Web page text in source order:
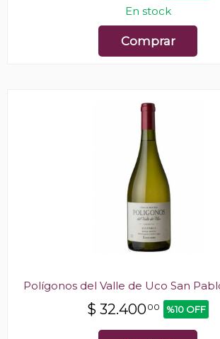
En stock
Comprar
Polígonos del Valle de Uco San
$ 32.40000 %10 OFF